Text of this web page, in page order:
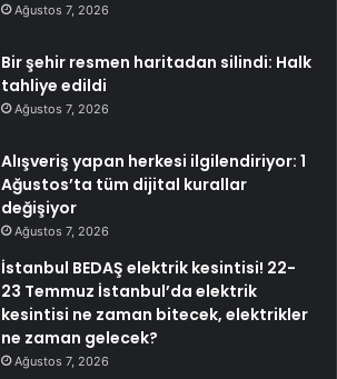
Ağustos 7, 2026
Bir şehir resmen haritadan silindi: Halk
tahliye edildi
Ağustos 7, 2026
Alışveriş yapan herkesi ilgilendiriyor: 1
Ağustos’ta tüm dijital kurallar
değişiyor
Ağustos 7, 2026
İstanbul BEDAŞ elektrik kesintisi! 22-
23 Temmuz İstanbul’da elektrik
kesintisi ne zaman bitecek, elektrikler
ne zaman gelecek?
Ağustos 7, 2026